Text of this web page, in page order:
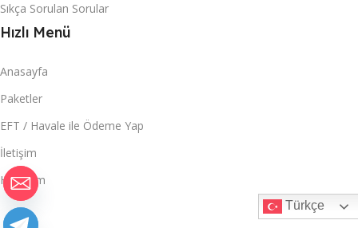
Sıkça Sorulan Sorular
Hızlı Menü
Anasayfa
Paketler
EFT / Havale ile Ödeme Yap
İletişim
Hesabım
Türkçe